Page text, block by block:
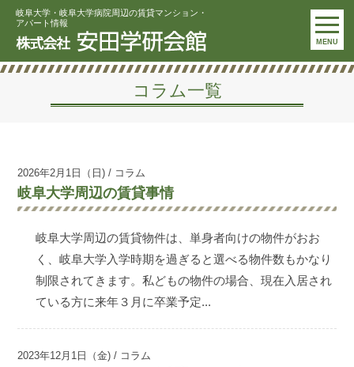
岐阜大学・岐阜大学病院周辺の賃貸マンション・
アパート情報
MENU
コラム一覧
2026年2月1日（日) / コラム
岐阜大学周辺の賃貸事情
岐阜大学周辺の賃貸物件は、単身者向けの物件がおお
く、岐阜大学入学時期を過ぎると選べる物件数もかなり
制限されてきます。私どもの物件の場合、現在入居され
ている方に来年３月に卒業予定...
2023年12月1日（金) / コラム